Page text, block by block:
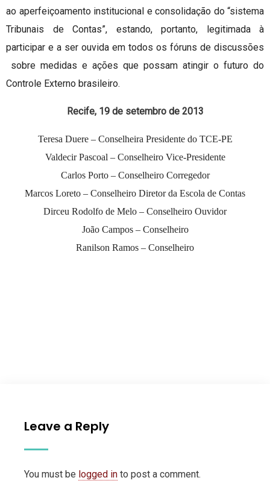
ao aperfeiçoamento institucional e consolidação do “sistema
Tribunais de Contas”, estando, portanto, legitimada à
participar e a ser ouvida em todos os fóruns de discussões
sobre medidas e ações que possam atingir o futuro do
Controle Externo brasileiro.
Recife, 19 de setembro de 2013
Teresa Duere – Conselheira Presidente do TCE-PE
Valdecir Pascoal – Conselheiro Vice-Presidente
Carlos Porto – Conselheiro Corregedor
Marcos Loreto – Conselheiro Diretor da Escola de Contas
Dirceu Rodolfo de Melo – Conselheiro Ouvidor
João Campos – Conselheiro
Ranilson Ramos – Conselheiro
Leave a Reply
You must be logged in to post a comment.